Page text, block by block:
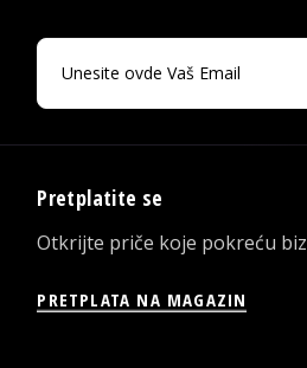
Pretplatite se
Otkrijte priče koje pokreću
PRETPLATA NA MAGAZIN